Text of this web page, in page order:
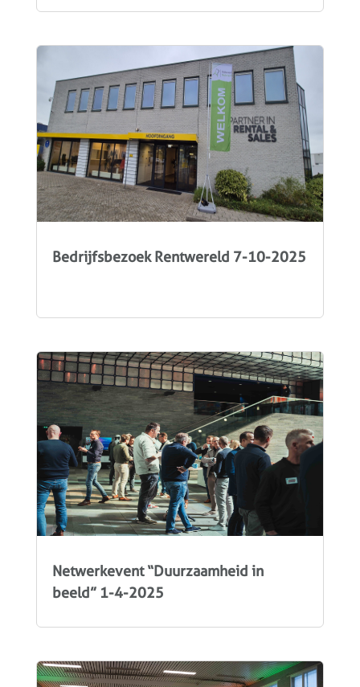
Bedrijfsbezoek Rentwereld 7-10-2025
Netwerkevent “Duurzaamheid in
beeld” 1-4-2025